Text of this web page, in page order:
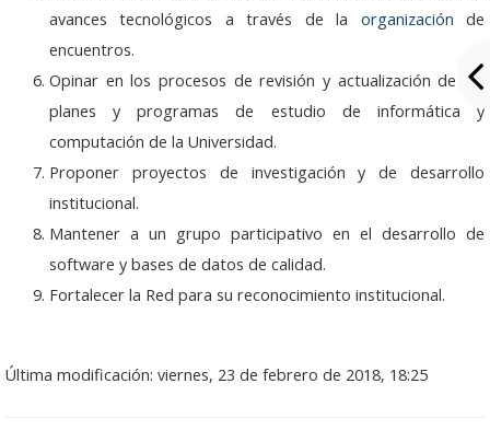
Participantes
Eventos
Seminarios 2026
Junio: 23
Abril: 21
Febrero: 17
Seminarios 2025
avances tecnológicos a través de la organización de
encuentros.
Opinar en los procesos de revisión y actualización de los
planes y programas de estudio de informática y
computación de la Universidad.
Proponer proyectos de investigación y de desarrollo
institucional.
Mantener a un grupo participativo en el desarrollo de
software y bases de datos de calidad.
Fortalecer la Red para su reconocimiento institucional.
Última modificación: viernes, 23 de febrero de 2018, 18:25